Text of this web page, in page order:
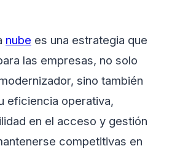
nube es una estrategia que
las empresas, no solo
sino también
eficiencia operativa,
en el acceso y gestión
competitivas en